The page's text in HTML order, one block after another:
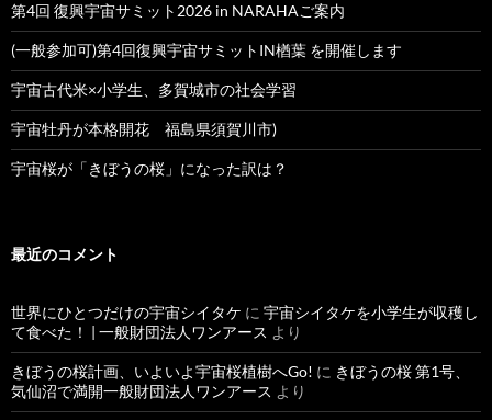
第4回 復興宇宙サミット2026 in NARAHAご案内
(一般参加可)第4回復興宇宙サミットIN楢葉 を開催します
宇宙古代米×小学生、多賀城市の社会学習
宇宙牡丹が本格開花 福島県須賀川市)
宇宙桜が「きぼうの桜」になった訳は？
最近のコメント
世界にひとつだけの宇宙シイタケ に 宇宙シイタケを小学生が収穫し
て食べた！ | 一般財団法人ワンアース より
きぼうの桜計画、いよいよ宇宙桜植樹へGo! に きぼうの桜 第1号、
気仙沼で満開一般財団法人ワンアース より